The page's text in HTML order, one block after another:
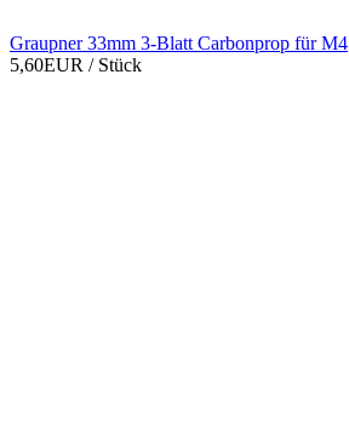
Graupner 33mm 3-Blatt Carbonprop für M4
5,60EUR / Stück